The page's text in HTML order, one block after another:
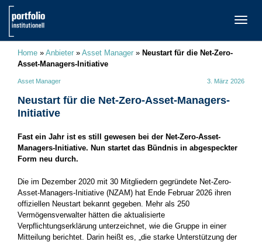
Home » Anbieter » Asset Manager » Neustart für die Net-Zero-
Asset-Managers-Initiative
Asset Manager 3. März 2026
Neustart für die Net-Zero-Asset-Managers-
Initiative
Fast ein Jahr ist es still gewesen bei der Net-Zero-Asset-
Managers-Initiative. Nun startet das Bündnis in abgespeckter
Form neu durch.
Die im Dezember 2020 mit 30 Mitgliedern gegründete Net-Zero-
Asset-Managers-Initiative (NZAM) hat Ende Februar 2026 ihren
offiziellen Neustart bekannt gegeben. Mehr als 250
Vermögensverwalter hätten die aktualisierte
Verpflichtungserklärung unterzeichnet, wie die Gruppe in einer
Mitteilung berichtet. Darin heißt es, „die starke Unterstützung der